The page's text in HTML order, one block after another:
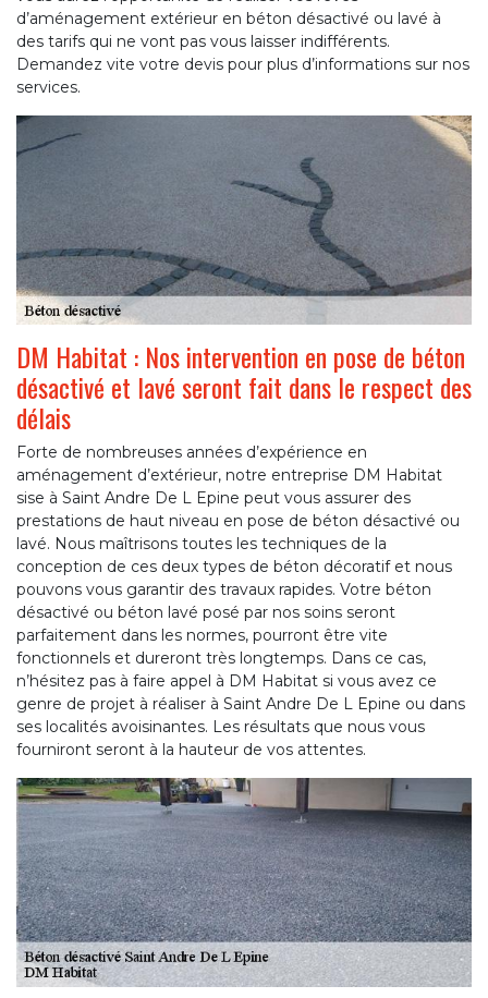
d’aménagement extérieur en béton désactivé ou lavé à
des tarifs qui ne vont pas vous laisser indifférents.
Demandez vite votre devis pour plus d’informations sur nos
services.
DM Habitat : Nos intervention en pose de béton
désactivé et lavé seront fait dans le respect des
délais
Forte de nombreuses années d’expérience en
aménagement d’extérieur, notre entreprise DM Habitat
sise à Saint Andre De L Epine peut vous assurer des
prestations de haut niveau en pose de béton désactivé ou
lavé. Nous maîtrisons toutes les techniques de la
conception de ces deux types de béton décoratif et nous
pouvons vous garantir des travaux rapides. Votre béton
désactivé ou béton lavé posé par nos soins seront
parfaitement dans les normes, pourront être vite
fonctionnels et dureront très longtemps. Dans ce cas,
n’hésitez pas à faire appel à DM Habitat si vous avez ce
genre de projet à réaliser à Saint Andre De L Epine ou dans
ses localités avoisinantes. Les résultats que nous vous
fourniront seront à la hauteur de vos attentes.